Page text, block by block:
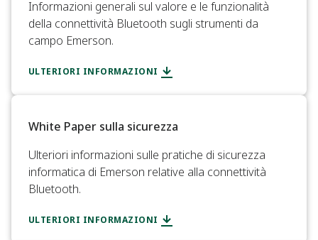
Informazioni generali sul valore e le funzionalità
della connettività Bluetooth sugli strumenti da
campo Emerson.
ULTERIORI INFORMAZIONI
White Paper sulla sicurezza
Ulteriori informazioni sulle pratiche di sicurezza
informatica di Emerson relative alla connettività
Bluetooth.
ULTERIORI INFORMAZIONI